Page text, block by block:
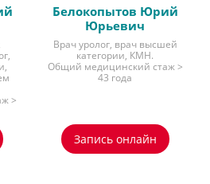
>
Белокопытов Юрий
Юрьевич
Врач уролог, врач высшей
категории, КМН.
Общий медицинский стаж >
43 года
Запись онлайн